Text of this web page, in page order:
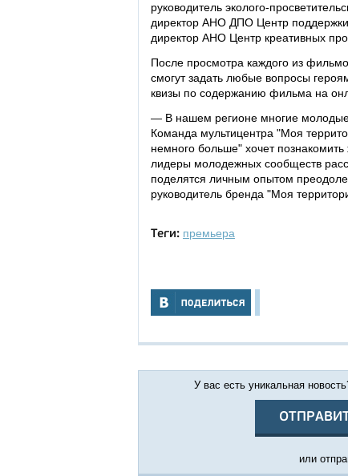
руководитель эколого-
директор АНО ДПО Центр поддержки
директор АНО Центр креативных
После просмотра каждого из
смогут задать любые вопросы
квизы по содержанию фильма на
— В нашем регионе многие
Команда мультицентра "Моя
немного больше" хочет
лидеры молодежных сообществ
поделятся личным опытом
руководитель бренда "Моя
Теги: премьера
У вас есть уникальная
или